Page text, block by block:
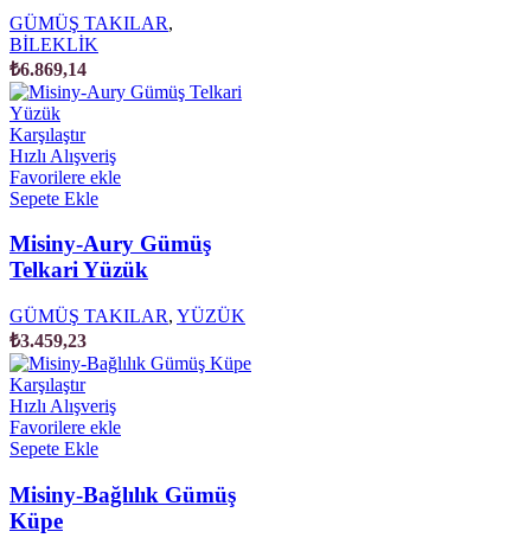
GÜMÜŞ TAKILAR,
BİLEKLİK
₺6.869,14
Karşılaştır
Hızlı Alışveriş
Favorilere ekle
Sepete Ekle
Misiny-Aury Gümüş
Telkari Yüzük
GÜMÜŞ TAKILAR, YÜZÜK
₺3.459,23
Karşılaştır
Hızlı Alışveriş
Favorilere ekle
Sepete Ekle
Misiny-Bağlılık Gümüş
Küpe